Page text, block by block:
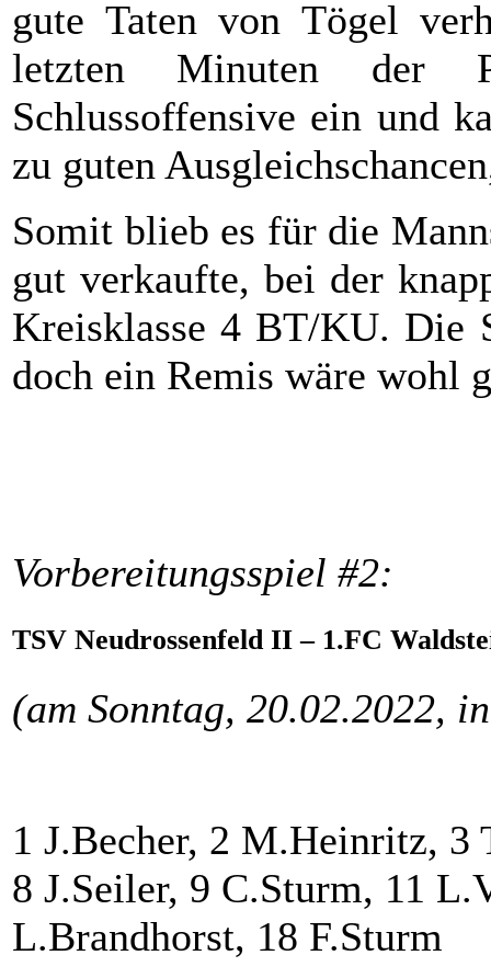
gute Taten von Tögel
letzten Minuten der
Schlussoffensive ein und
zu guten
Somit blieb es für die
gut verkaufte, bei der
Kreisklasse 4 BT/KU. Die
doch ein Remis wäre wohl
Vorbereitungsspiel #2:
TSV Neudrossenfeld II – 1.FC
(am Sonntag, 20.02.2022,
1 J.Becher, 2 M.Heinritz, 3
8 J.Seiler, 9 C.Sturm, 11
L.Brandhorst, 18 F.Sturm